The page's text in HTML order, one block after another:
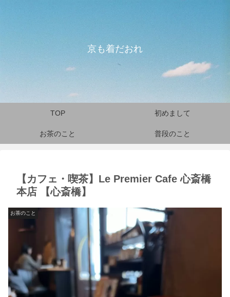
京も着だおれ
TOP 初めまして
お茶のこと 普段のこと
【カフェ・喫茶】Le Premier Cafe 心斎橋
本店 【心斎橋】
お茶のこと